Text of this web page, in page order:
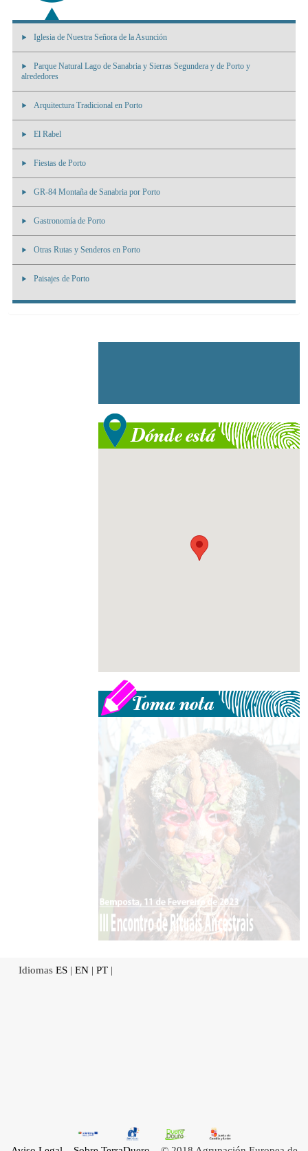
Iglesia de Nuestra Señora de la Asunción
Parque Natural Lago de Sanabria y Sierras Segundera y de Porto y
alrededores
Arquitectura Tradicional en Porto
El Rabel
Fiestas de Porto
GR-84 Montaña de Sanabria por Porto
Gastronomía de Porto
Otras Rutas y Senderos en Porto
Paisajes de Porto
Idiomas ES | EN | PT |